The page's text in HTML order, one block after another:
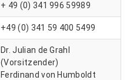
+ 49 (0) 341 996 59989
+49 (0) 341 59 400 5499
Dr. Julian de Grahl
(Vorsitzender)
Ferdinand von Humboldt